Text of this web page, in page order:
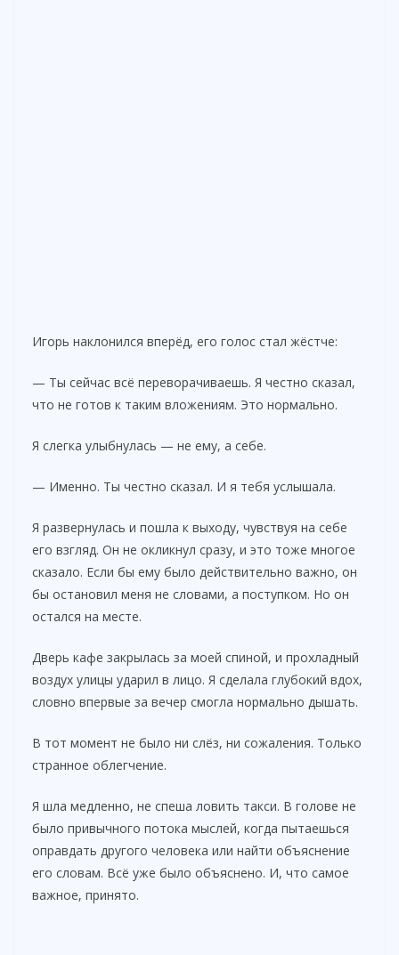
Игорь наклонился вперёд, его голос стал жёстче:
— Ты сейчас всё переворачиваешь. Я честно сказал,
что не готов к таким вложениям. Это нормально.
Я слегка улыбнулась — не ему, а себе.
— Именно. Ты честно сказал. И я тебя услышала.
Я развернулась и пошла к выходу, чувствуя на себе
его взгляд. Он не окликнул сразу, и это тоже многое
сказало. Если бы ему было действительно важно, он
бы остановил меня не словами, а поступком. Но он
остался на месте.
Дверь кафе закрылась за моей спиной, и прохладный
воздух улицы ударил в лицо. Я сделала глубокий вдох,
словно впервые за вечер смогла нормально дышать.
В тот момент не было ни слёз, ни сожаления. Только
странное облегчение.
Я шла медленно, не спеша ловить такси. В голове не
было привычного потока мыслей, когда пытаешься
оправдать другого человека или найти объяснение
его словам. Всё уже было объяснено. И, что самое
важное, принято.